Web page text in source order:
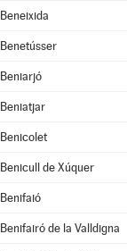
Beneixida
Benetússer
Beniarjó
Beniatjar
Benicolet
Benicull de Xúquer
Benifaió
Benifairó de la Valldigna